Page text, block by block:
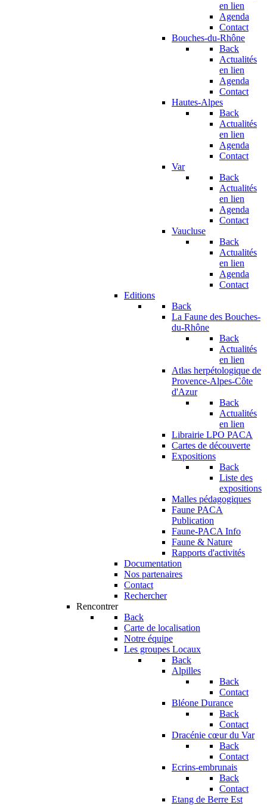
en lien
Agenda
Contact
Bouches-du-Rhône
Back
Actualités
en lien
Agenda
Contact
Hautes-Alpes
Back
Actualités
en lien
Agenda
Contact
Var
Back
Actualités
en lien
Agenda
Contact
Vaucluse
Back
Actualités
en lien
Agenda
Contact
Editions
Back
La Faune des Bouches-
du-Rhône
Back
Actualités
en lien
Atlas herpétologique de
Provence-Alpes-Côte
d'Azur
Back
Actualités
en lien
Librairie LPO PACA
Cartes de découverte
Expositions
Back
Liste des
expositions
Malles pédagogiques
Faune PACA
Publication
Faune-PACA Info
Faune & Nature
Rapports d'activités
Documentation
Nos partenaires
Contact
Rechercher
Rencontrer
Back
Carte de localisation
Notre équipe
Les groupes Locaux
Back
Alpilles
Back
Contact
Bléone Durance
Back
Contact
Dracénie cœur du Var
Back
Contact
Ecrins-embrunais
Back
Contact
Etang de Berre Est